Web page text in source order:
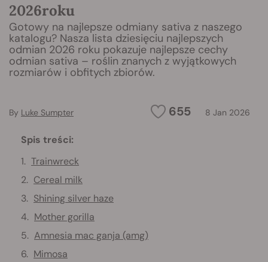
2026roku
Gotowy na najlepsze odmiany sativa z naszego
katalogu? Nasza lista dziesięciu najlepszych
odmian 2026 roku pokazuje najlepsze cechy
odmian sativa – roślin znanych z wyjątkowych
rozmiarów i obfitych zbiorów.
655 8 Jan 2026
By Luke Sumpter
Spis treści:
Trainwreck
Cereal milk
Shining silver haze
Mother gorilla
Amnesia mac ganja (amg)
Mimosa